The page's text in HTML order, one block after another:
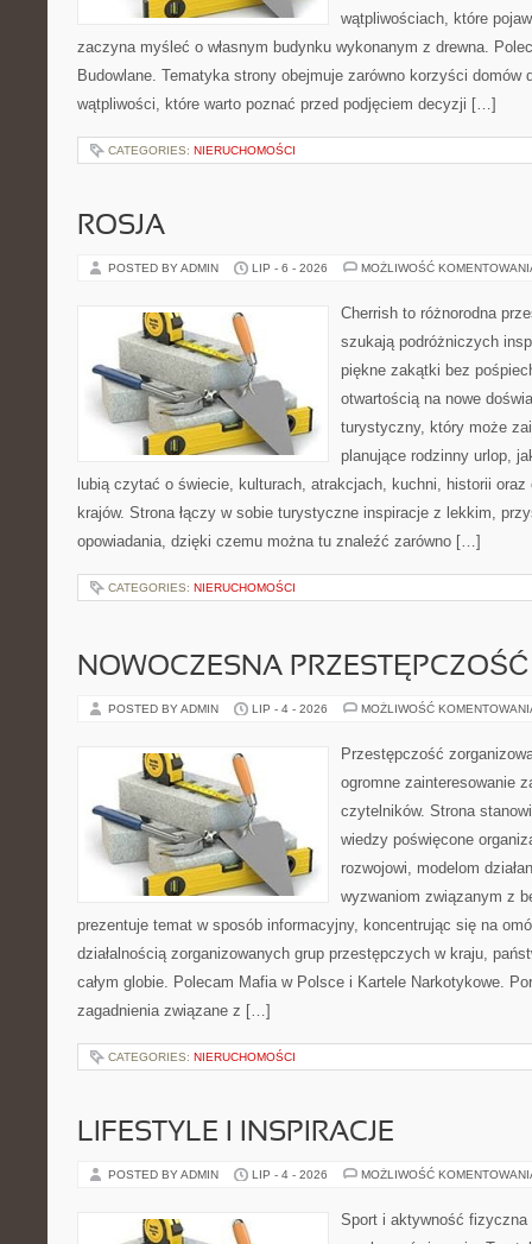
wątpliwościach, które
zaczyna myśleć o własnym budynku wykonanym z drewna.
Budowlane. Tematyka strony obejmuje zarówno korzyści domów
wątpliwości, które warto poznać przed podjęciem decyzji […]
CATEGORIES: NIERUCHOMOŚCI
ROSJA
POSTED BY ADMIN LIP - 6 - 2026 MOŻLIWOŚĆ
Cherrish to różnorodna
szukają podróżniczych
piękne zakątki bez
otwartością na nowe
turystyczny, który może
planujące rodzinny urlop,
lubią czytać o świecie, kulturach, atrakcjach, kuchni, historii
krajów. Strona łączy w sobie turystyczne inspiracje z lekkim,
opowiadania, dzięki czemu można tu znaleźć zarówno […]
CATEGORIES: NIERUCHOMOŚCI
NOWOCZESNA PRZESTĘPCZOŚĆ
POSTED BY ADMIN LIP - 4 - 2026 MOŻLIWOŚĆ
Przestępczość
ogromne zainteresowanie
czytelników. Strona
wiedzy poświęcone
rozwojowi, modelom
wyzwaniom związanym z
prezentuje temat w sposób informacyjny, koncentrując się na
działalnością zorganizowanych grup przestępczych w kraju,
całym globie. Polecam Mafia w Polsce i Kartele Narkotykowe.
zagadnienia związane z […]
CATEGORIES: NIERUCHOMOŚCI
LIFESTYLE I INSPIRACJE
POSTED BY ADMIN LIP - 4 - 2026 MOŻLIWOŚĆ
Sport i aktywność